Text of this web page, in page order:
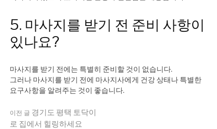
5. 마사지를 받기 전 준비 사항이
있나요?
마사지를 받기 전에는 특별히 준비할 것이 없습니다.
그러나 마사지를 받기 전에 마사지사에게 건강 상태나 특별한
요구사항을 알려주는 것이 좋습니다.
더
이전 글 경기도 평택 토닥이
로 집에서 힐링하세요